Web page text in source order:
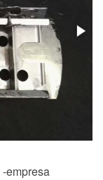
-empresa